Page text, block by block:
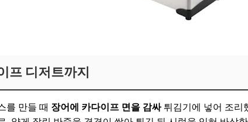
프 디저트까지
를 만들 때 장어에 카다이프 면을 감싸튀김기에 넣어 조리